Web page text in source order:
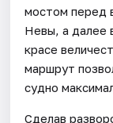
мостом перед
Невы, а далее
красе
маршрут
судно
Сделав